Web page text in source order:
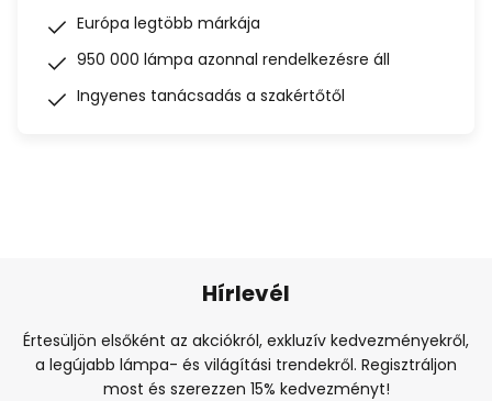
Európa legtöbb márkája
950 000 lámpa azonnal rendelkezésre áll
Ingyenes tanácsadás a szakértőtől
Hírlevél
Értesüljön elsőként az akciókról, exkluzív kedvezményekről,
a legújabb lámpa- és világítási trendekről. Regisztráljon
most és szerezzen 15% kedvezményt!